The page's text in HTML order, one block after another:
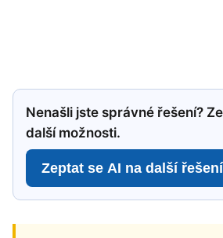
Nenašli jste správné řešení?
další možnosti.
Zeptat se AI na další řešení